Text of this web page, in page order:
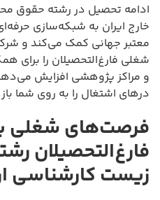
ادامه تحصیل در رشته حقوق
خارج ایران به شبکه‌سازی
معتبر جهانی کمک می‌کند و
شغلی فارغ‌التحصیلان را برای
و مراکز پژوهشی افزایش می‌دهد
درهای اشتغال را به روی شما
فرصت‌های شغلی
فارغ‌التحصیلان
زیست کارشناسی